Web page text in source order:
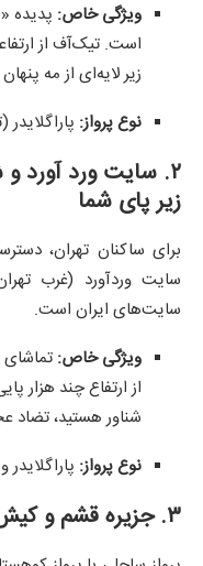
ویژگی خاص: پدیده
است. تیک‌آف از
زیر لایه‌ای از مه
نوع پرواز: پاراگلایدر
۲. سایت ورد آورد
زیر پای شما
سایت وردآورد (غرب
سایت‌های ایران است.
ویژگی خاص:
از ارتفاع چند هزار
شناور هستید، تضاد
نوع پرواز: پاراگلایدر
۳. جزیره قشم و کیش؛ فیروزه‌ای بی‌کران